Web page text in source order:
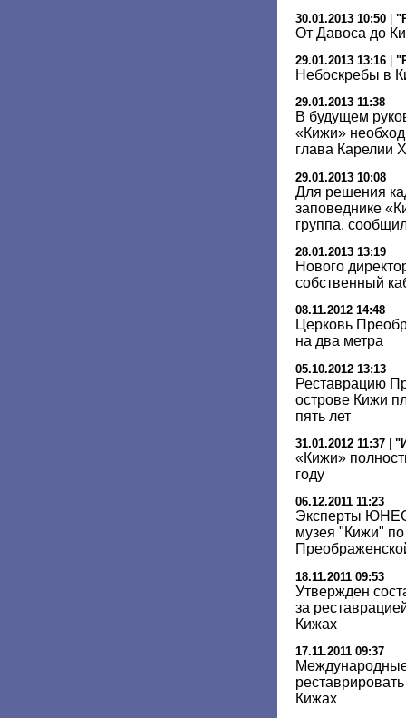
30.01.2013 10:50 |
От Давоса до
29.01.2013 13:16
Небоскребы в
29.01.2013 11:38
В будущем
«Кижи»
глава Карелии
29.01.2013 10:08
Для решения
заповеднике
группа,
28.01.2013 13:19
Нового
собственный
08.11.2012 14:48
Церковь
на два метра
05.10.2012 13:13
Реставрацию
острове Кижи
пять лет
31.01.2012 11:37
«Кижи»
году
06.12.2011 11:23
Эксперты
музея "Кижи"
18.11.2011 09:53
Утвержден
за
Кижах
17.11.2011 09:37
Кижах